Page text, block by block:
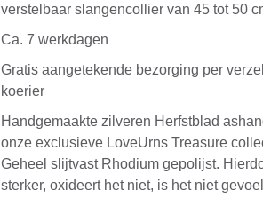
verstelbaar slangencollier van 45 tot 50
Ca. 7 werkdagen
Gratis aangetekende bezorging per
koerier
Handgemaakte zilveren Herfstblad
onze exclusieve LoveUrns Treasure
Geheel slijtvast Rhodium gepolijst.
sterker, oxideert het niet, is het niet